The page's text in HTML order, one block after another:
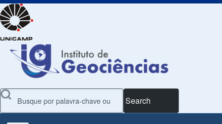
Search